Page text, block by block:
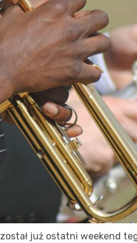
już ostatni weekend